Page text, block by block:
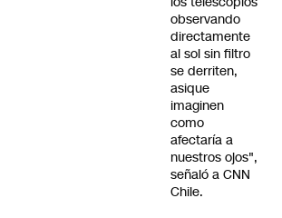
observando
directamente
al sol sin filtro
se derriten,
asique
imaginen
como
afectaría a
nuestros ojos",
señaló a CNN
Chile.